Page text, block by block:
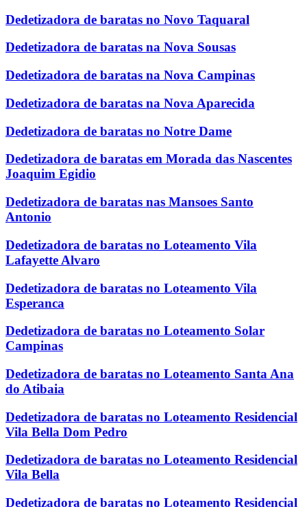
Dedetizadora de baratas no Novo Taquaral
Dedetizadora de baratas na Nova Sousas
Dedetizadora de baratas na Nova Campinas
Dedetizadora de baratas na Nova Aparecida
Dedetizadora de baratas no Notre Dame
Dedetizadora de baratas em Morada das Nascentes
Joaquim Egidio
Dedetizadora de baratas nas Mansoes Santo
Antonio
Dedetizadora de baratas no Loteamento Vila
Lafayette Alvaro
Dedetizadora de baratas no Loteamento Vila
Esperanca
Dedetizadora de baratas no Loteamento Solar
Campinas
Dedetizadora de baratas no Loteamento Santa Ana
do Atibaia
Dedetizadora de baratas no Loteamento Residencial
Vila Bella Dom Pedro
Dedetizadora de baratas no Loteamento Residencial
Vila Bella
Dedetizadora de baratas no Loteamento Residencial